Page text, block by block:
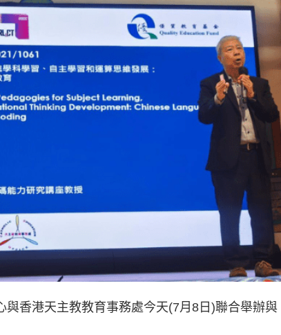
香港天主教教育事務處今天(7月8日)聯合舉辦與